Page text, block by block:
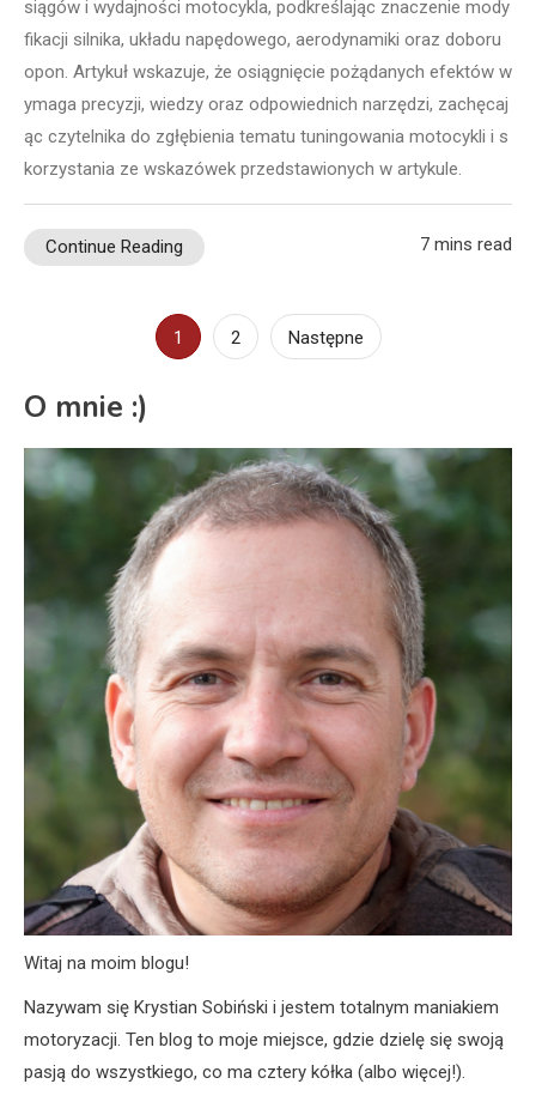
siągów i wydajności motocykla, podkreślając znaczenie mody
fikacji silnika, układu napędowego, aerodynamiki oraz doboru
opon. Artykuł wskazuje, że osiągnięcie pożądanych efektów w
ymaga precyzji, wiedzy oraz odpowiednich narzędzi, zachęcaj
ąc czytelnika do zgłębienia tematu tuningowania motocykli i s
korzystania ze wskazówek przedstawionych w artykule.
Continue Reading 7 mins read
Stronicowanie
wpisów
1 2 Następne
O mnie :)
Witaj na moim blogu!
Nazywam się Krystian Sobiński i jestem totalnym maniakiem
motoryzacji. Ten blog to moje miejsce, gdzie dzielę się swoją
pasją do wszystkiego, co ma cztery kółka (albo więcej!).